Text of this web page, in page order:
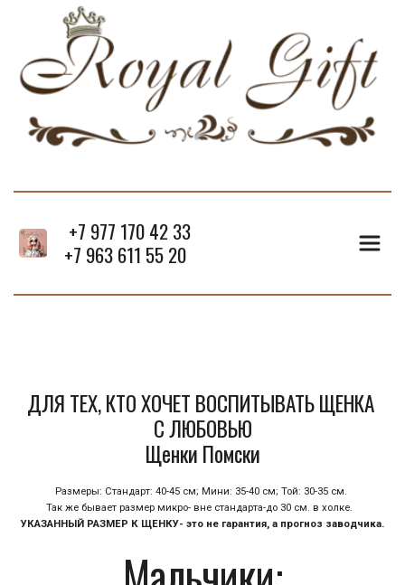
+7 977 170 42 33
+7 963 611 55 20
ДЛЯ ТЕХ, КТО ХОЧЕТ ВОСПИТЫВАТЬ ЩЕНКА
С ЛЮБОВЬЮ
Щенки Помски
Размеры: Стандарт: 40-45 см; Мини: 35-40 см; Той: 30-35 см.
Так же бывает размер микро- вне стандарта-до 30 см. в холке.
УКАЗАННЫЙ РАЗМЕР К ЩЕНКУ- это не гарантия, а прогноз заводчика.